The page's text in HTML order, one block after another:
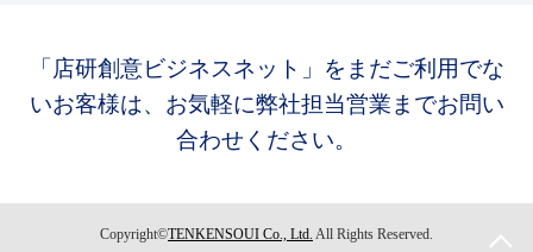
「店研創意ビジネスネット」をまだご利用でな
いお客様は、お気軽に弊社担当営業までお問い
合わせください。
Copyright©TENKENSOUI Co., Ltd. All Rights Reserved.